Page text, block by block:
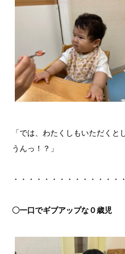
「では、わたくしもいただくと
うんっ！？」
・・・・・・・・・・・・・
〇一口でギブアップな０歳児